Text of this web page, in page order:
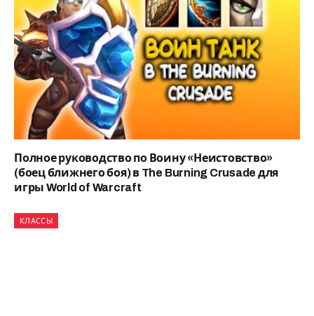
Полное руководство по Воину «Неистовство»
(боец ближнего боя) в The Burning Crusade для
игры World of Warcraft
КЛАССЫ